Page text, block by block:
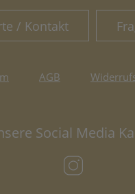
/ Kontakt
AGB
Social Media